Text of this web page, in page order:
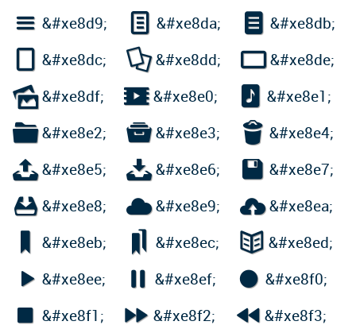
 &#xe8d9;  &#xe8da;  &#xe8db;
 &#xe8dc; &#xe8dd; &#xe8de;
&#xe8df; &#xe8e0;  &#xe8e1;
&#xe8e2; &#xe8e3;  &#xe8e4;
&#xe8e5; &#xe8e6;  &#xe8e7;
&#xe8e8; &#xe8e9; &#xe8ea;
 &#xe8eb;  &#xe8ec;  &#xe8ed;
 &#xe8ee;  &#xe8ef;  &#xe8f0;
 &#xe8f1;  &#xe8f2;  &#xe8f3;